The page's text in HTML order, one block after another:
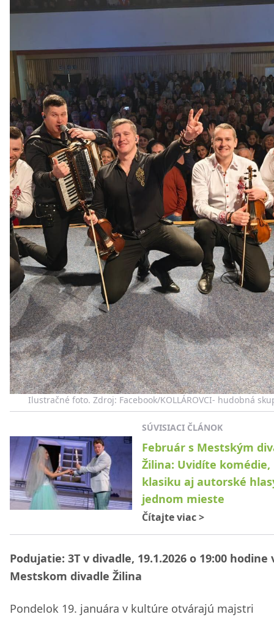
Ilustračné foto. Zdroj: Facebook/KOLLÁROVCI- hudobná
SÚVISIACI ČLÁNOK
Február s Mestským
Žilina: Uvidíte komédie,
klasiku aj autorské
jednom mieste
Čítajte viac>
Podujatie: 3T v divadle, 19.1.2026 o 19:00 hodine
Mestskom divadle Žilina
Pondelok 19. januára v kultúre otvárajú majstri